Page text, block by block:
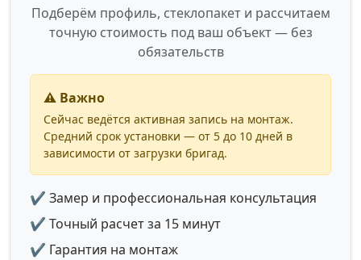
Подберём профиль, стеклопакет и рассчитаем
точную стоимость под ваш объект — без
обязательств
⚠️ Важно
Сейчас ведётся активная запись на монтаж.
Средний срок установки — от 5 до 10 дней в
зависимости от загрузки бригад.
✔ Замер и профессиональная консультация
✔ Точный расчет за 15 минут
✔ Гарантия на монтаж